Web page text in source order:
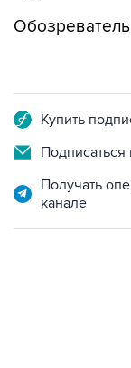
Обозреватель
Купить
Подписаться
Получать
канале